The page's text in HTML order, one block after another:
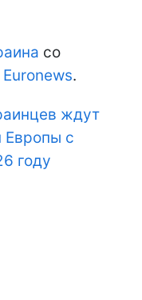
со
Euronews.
ждут
Европы с
году